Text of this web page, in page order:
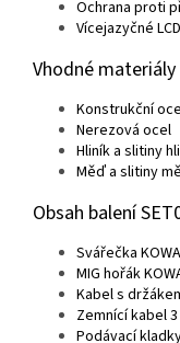
Ochrana proti
Vícejazyčné
Vhodné materiály
Konstrukční
Nerezová ocel
Hliník a slitiny
Měď a slitiny
Obsah balení
Svářečka
MIG hořák
Kabel s
Zemnící kabel 3
Podávací